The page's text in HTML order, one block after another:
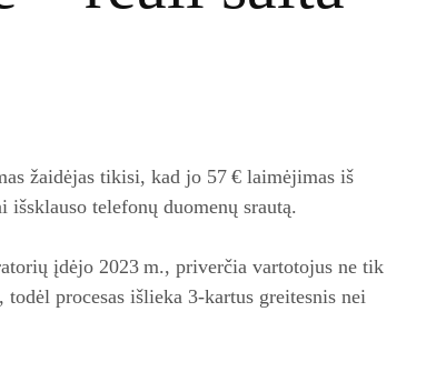
žaidėjas tikisi, kad jo 57 € laimėjimas iš
išsklauso telefonų duomenų srautą.
įdėjo 2023 m., priverčia vartotojus ne tik
procesas išlieka 3‑kartus greitesnis nei